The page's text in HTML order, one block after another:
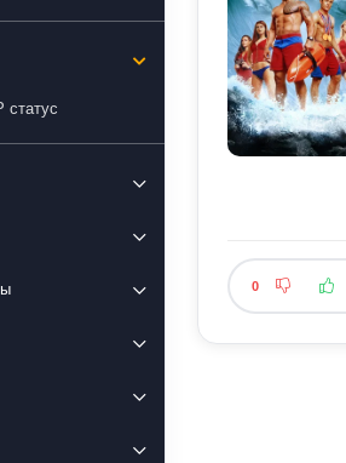
статус
0